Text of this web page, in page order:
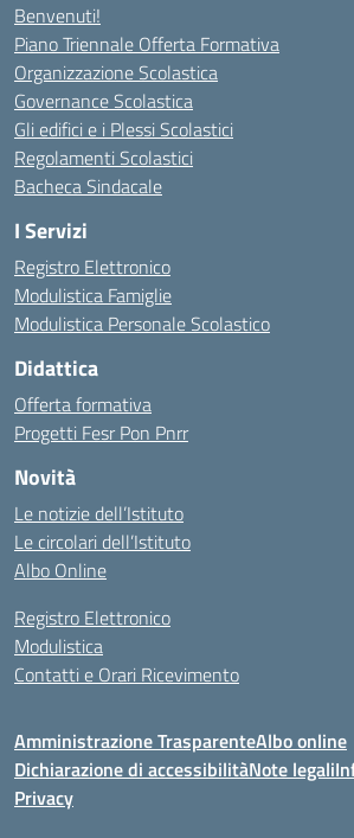
Benvenuti!
Piano Triennale Offerta Formativa
Organizzazione Scolastica
Governance Scolastica
Gli edifici e i Plessi Scolastici
Regolamenti Scolastici
Bacheca Sindacale
I Servizi
Registro Elettronico
Modulistica Famiglie
Modulistica Personale Scolastico
Didattica
Offerta formativa
Progetti Fesr Pon Pnrr
Novità
Le notizie dell’Istituto
Le circolari dell’Istituto
Albo Online
Registro Elettronico
Modulistica
Contatti e Orari Ricevimento
Amministrazione TrasparenteAlbo online
Dichiarazione di accessibilitàNote legali
Privacy